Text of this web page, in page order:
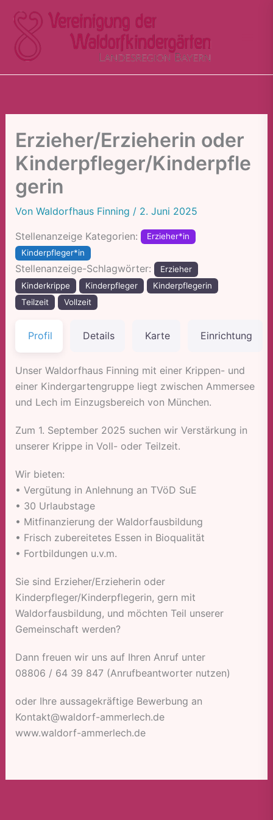
Inhalt
springen
Erzieher/Erzieherin oder
Kinderpfleger/Kinderpfle
gerin
Von Waldorfhaus Finning / 2. Juni 2025
Stellenanzeige Kategorien:
Erzieher*in
Kinderpfleger*in
Stellenanzeige-Schlagwörter:
Erzieher
Kinderkrippe
Kinderpfleger
Kinderpflegerin
Teilzeit
Vollzeit
Profil Details Karte Einrichtung
Unser Waldorfhaus Finning mit einer Krippen- und
einer Kindergartengruppe liegt zwischen Ammersee
und Lech im Einzugsbereich von München.
Zum 1. September 2025 suchen wir Verstärkung in
unserer Krippe in Voll- oder Teilzeit.
Wir bieten:
• Vergütung in Anlehnung an TVöD SuE
• 30 Urlaubstage
• Mitfinanzierung der Waldorfausbildung
• Frisch zubereitetes Essen in Bioqualität
• Fortbildungen u.v.m.
Sie sind Erzieher/Erzieherin oder
Kinderpfleger/Kinderpflegerin, gern mit
Waldorfausbildung, und möchten Teil unserer
Gemeinschaft werden?
Dann freuen wir uns auf Ihren Anruf unter
08806 / 64 39 847 (Anrufbeantworter nutzen)
oder Ihre aussagekräftige Bewerbung an
Kontakt@waldorf-ammerlech.de
www.waldorf-ammerlech.de